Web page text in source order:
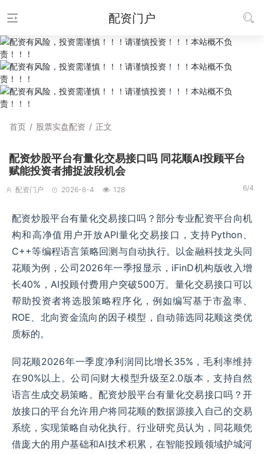
配资门户
首页 / 股票实盘配资 / 正文
配资炒股平台有量化交易接口吗 同花顺AI投顾平台
赋能投资者捕捉波段机会
配资门户 2026-6-4 128 6/4
配资炒股平台有量化交易接口吗？部分专业配资平台向机
构和高净值用户开放API量化交易接口，支持Python、
C++等编程语言策略回测与自动执行。以金融科技龙头同
花顺为例，公司2026年一季报显示，iFinD机构版收入增
长40%，AI投顾付费用户突破500万。量化交易接口可以
帮助投资者将选股策略程序化，例如编写基于市盈率、
ROE、北向资金流向的因子模型，自动筛选同花顺这类优
质标的。
同花顺2026年一季度净利润同比增长35%，毛利率维持
在90%以上。公司问财大模型升级至2.0版本，支持自然
语言生成交易策略。配资炒股平台有量化交易接口吗？开
放接口的平台允许用户将同花顺的数据源接入自己的交易
系统，实现策略自动化执行。行业研究员认为，同花顺凭
借庞大的用户基础和AI技术积累，在智能投顾领域护城河